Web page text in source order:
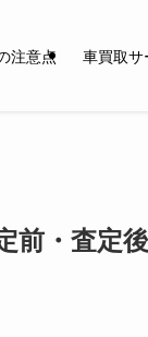
注意点 車買取サ
前・査定